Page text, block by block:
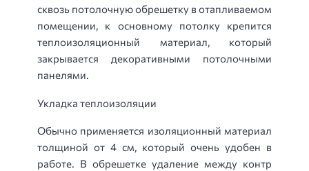
сквозь потолочную обрешетку в отапливаемом
помещении, к основному потолку крепится
теплоизоляционный материал, который
закрывается декоративными потолочными
панелями.
Укладка теплоизоляции
Обычно применяется изоляционный материал
толщиной от 4 см, который очень удобен в
работе. В обрешетке удаление между контр